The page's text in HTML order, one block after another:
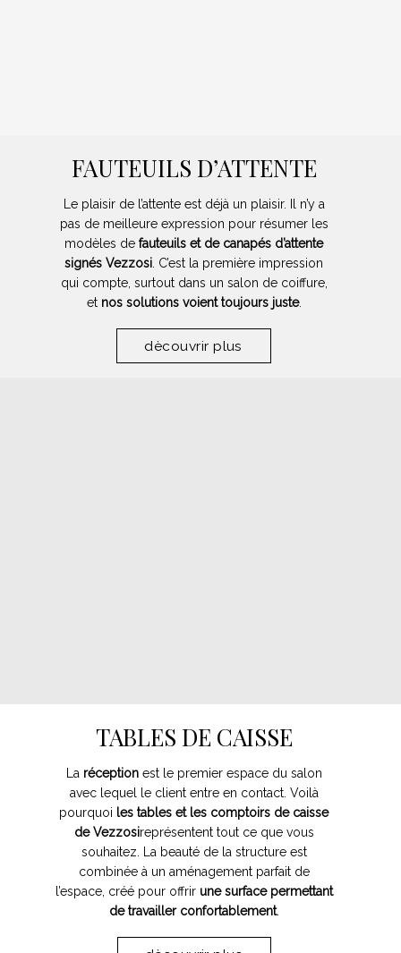
FAUTEUILS D’ATTENTE
Le plaisir de l’attente est déjà un plaisir. Il n’y a
pas de meilleure expression pour résumer les
modèles de fauteuils et de canapés d’attente
signés Vezzosi . C’est la première impression
qui compte, surtout dans un salon de coiffure,
et nos solutions voient toujours juste.
dècouvrir plus
TABLES DE CAISSE
La réceptionest le premier espace du salon
avec lequel le client entre en contact. Voilà
pourquoi les tables et les comptoirs de caisse
de Vezzosireprésentent tout ce que vous
souhaitez. La beauté de la structure est
combinée à un aménagement parfait de
l’espace, créé pour offrir une surface permettant
de travailler confortablement.